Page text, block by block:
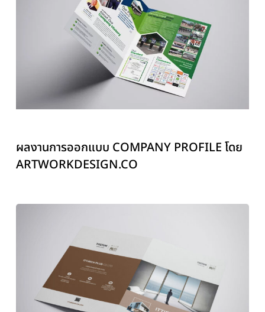
ผลงานการออกแบบ COMPANY PROFILE โดย
ARTWORKDESIGN.CO